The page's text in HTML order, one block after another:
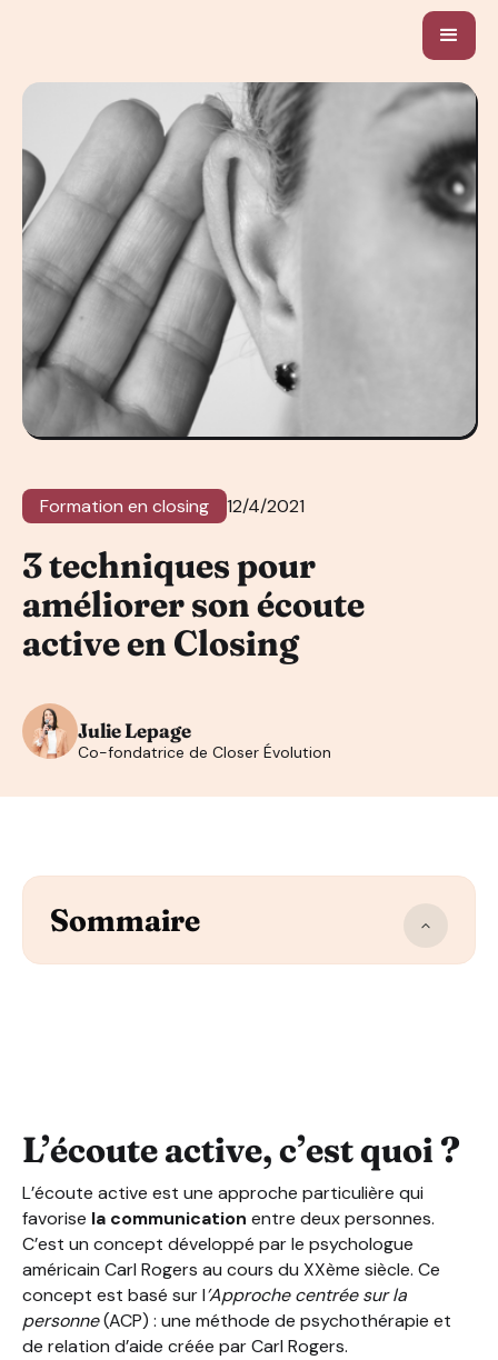
Formation en closing 12/4/2021
3 techniques pour
améliorer son écoute
active en Closing
Julie Lepage
Co-fondatrice de Closer Évolution
Sommaire
L’écoute active, c’est quoi ?
L’écoute active est une approche particulière qui
favorise la communication entre deux personnes.
C’est un concept développé par le psychologue
américain Carl Rogers au cours du XXème siècle. Ce
concept est basé sur l’Approche centrée sur la
personne(ACP) : une méthode de psychothérapie et
de relation d’aide créée par Carl Rogers.